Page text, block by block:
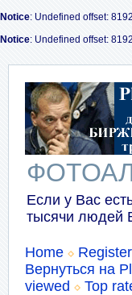
Notice: Undefined offset:
Notice: Undefined offset:
Если у Вас
тысячи людей
Home Register
Вернуться на
viewed
Top